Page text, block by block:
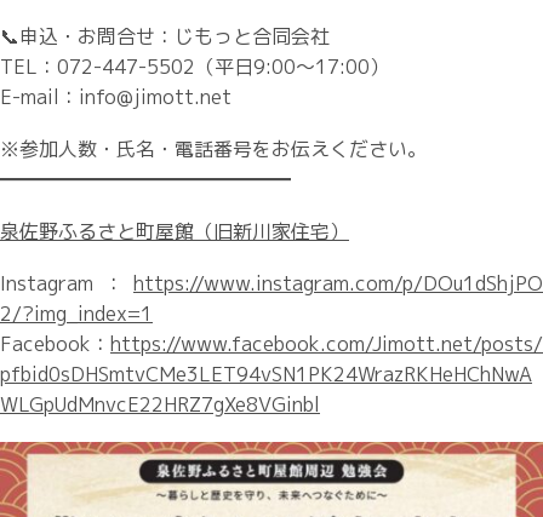
📞申込・お問合せ：じもっと合同会社
TEL：072-447-5502（平日9:00～17:00）
E-mail：info@jimott.net
※参加人数・氏名・電話番号をお伝えください。
━━━━━━━━━━━━━━━
泉佐野ふるさと町屋館（旧新川家住宅）
Instagram： https://www.instagram.com/p/DOu1dShjPO
2/?img_index=1
Facebook： https://www.facebook.com/Jimott.net/posts/
pfbid0sDHSmtvCMe3LET94vSN1PK24WrazRKHeHChNwA
WLGpUdMnvcE22HRZ7gXe8VGinbl